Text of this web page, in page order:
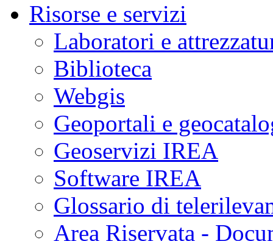
Risorse e servizi
Laboratori e
Biblioteca
Webgis
Geoportali e
Geoservizi IREA
Software IREA
Glossario di
Area Riservata -